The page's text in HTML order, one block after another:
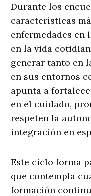
Durante los
características
enfermedades en
en la vida
generar tanto en
en sus entornos
apunta a
en el cuidado,
respeten la
integración en
Este ciclo forma
que contempla
formación